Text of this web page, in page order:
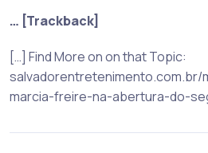
… [Trackback]
[…] Find More on on that Topic:
marcia-freire-na-abertura-do-